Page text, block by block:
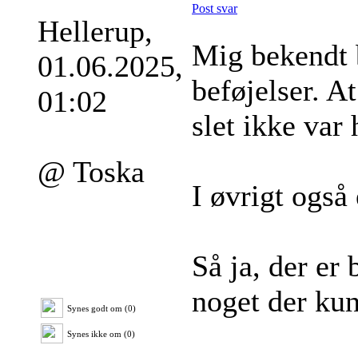
Hellerup,
01.06.2025,
01:02
@ Toska
Synes godt om (0)
Synes ikke om (0)
Post svar
Mig bekendt
beføjelser.
slet ikke var
I øvrigt også
Så ja, der er
noget der